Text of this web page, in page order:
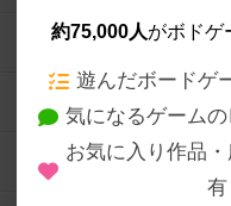
約75,000人がボドゲ
遊んだボードゲ
気になるゲーム
お気に入り作品
有
ボードゲームの新着
ボードゲーム会情報
メカニクス特集